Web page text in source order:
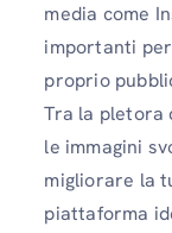
media come
importanti
proprio
Tra la pletora
le immagini
migliorare la
piattaforma